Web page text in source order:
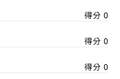
得分 0
得分 0
得分 0
繳費，繳費資訊如下
會員入會時繳納；常年會
。